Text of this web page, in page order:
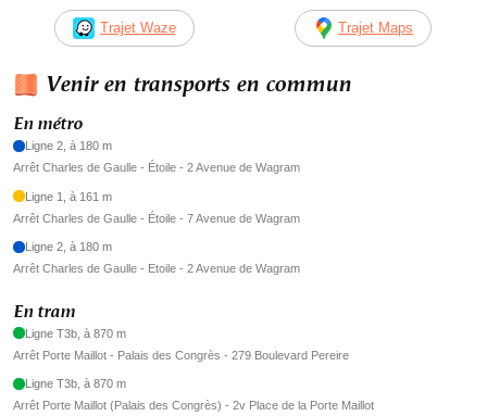
Trajet Waze Trajet Maps
Venir en transports en commun
En métro
Ligne 2, à 180 m
Arrêt Charles de Gaulle - Étoile - 2 Avenue de Wagram
Ligne 1, à 161 m
Arrêt Charles de Gaulle - Étoile - 7 Avenue de Wagram
Ligne 2, à 180 m
Arrêt Charles de Gaulle - Etoile - 2 Avenue de Wagram
En tram
Ligne T3b, à 870 m
Arrêt Porte Maillot - Palais des Congrès - 279 Boulevard Pereire
Ligne T3b, à 870 m
Arrêt Porte Maillot (Palais des Congrès) - 2v Place de la Porte Maillot